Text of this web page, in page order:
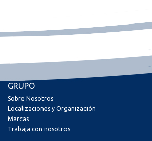
GRUPO
Sobre Nosotros
Localizaciones y Organización
Marcas
Trabaja con nosotros